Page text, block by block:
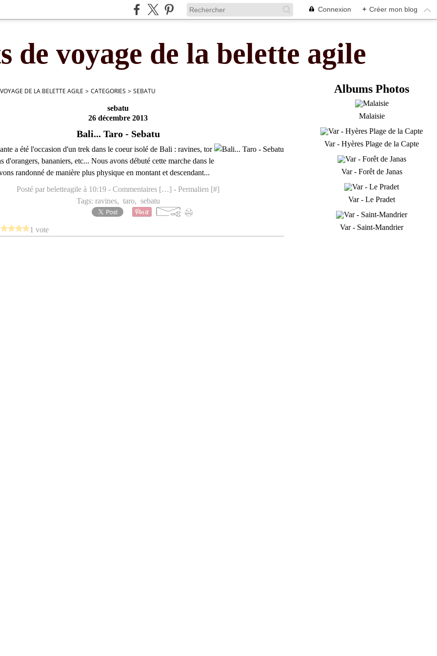
Connexion + Créer mon blog
de voyage de la belette agile
DE LA BELETTE AGILE > CATEGORIES > SEBATU
sebatu
26 décembre 2013
Bali... Taro - Sebatu
a été l'occasion d'un trek dans le coeur isolé de Bali : ravines, tor
d'orangers, bananiers, etc... Nous avons débuté cette marche dans le
randonné de manière plus physique en montant et descendant...
Posté par beletteagile à 10:19 - Commentaires […] - Permalien [#]
Tags: ravines, taro, sebatu
1 vote
Albums Photos
Malaisie
Var - Hyères Plage de la Capte
Var - Forêt de Janas
Var - Le Pradet
Var - Saint-Mandrier